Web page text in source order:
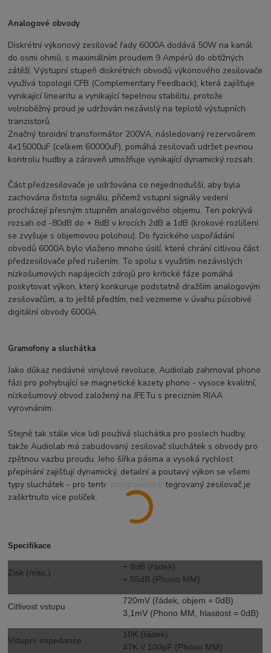
Analogové obvody
Diskrétní výkonový zesilovač řady 6000A dodává 50W na kanál
do osmi ohmů, s maximálním proudem 9 Ampérů do obtížných
zátěží. Výstupní stupeň diskrétních obvodů výkonového zesilovače
využívá topologii CFB (Complementary Feedback), která zajišťuje
vynikající linearitu a vynikající tepelnou stabilitu, protože
volnoběžný proud je udržován nezávislý na teplotě výstupních
tranzistorů.
Značný toroidní transformátor 200VA, následovaný rezervoárem
4x15000uF (celkem 60000uF), pomáhá zesilovači udržet pevnou
kontrolu hudby a zároveň umožňuje vynikající dynamický rozsah.
Část předzesilovače je udržována co nejjednodušší, aby byla
zachována čistota signálu, přičemž vstupní signály vedení
procházejí přesným stupněm analogového objemu. Ten pokrývá
rozsah od -80dB do + 8dB v krocích 2dB a 1dB (krokové rozlišení
se zvyšuje s objemovou polohou). Do fyzického uspořádání
obvodů 6000A bylo vloženo mnoho úsilí, které chrání citlivou část
předzesilovače před rušením. To spolu s využitím nezávislých
nízkošumových napájecích zdrojů pro kritické fáze pomáhá
poskytovat výkon, který konkuruje podstatně dražším analogovým
zesilovačům, a to ještě předtím, než vezmeme v úvahu působivé
digitální obvody 6000A.
Gramofony a sluchátka
Jako důkaz nedávné vinylové revoluce, Audiolab zahrnoval phono
fázi pro pohybující se magnetické kazety phono - vysoce kvalitní,
nízkošumový obvod založený na JFETu s precizním RIAA
vyrovnáním.
Stejně tak stále více lidí používá sluchátka pro poslech hudby,
takže Audiolab má zabudovaný zesilovač sluchátek s obvody pro
zpětnou vazbu proudu. Jeho šířka pásma a vysoká rychlost
přepínání zajišťují dynamický, detailní a poutavý výkon se všemi
typy sluchátek - pro tento integrovaný integrovaný zesilovač je
zaškrtnuto více políček.
Specifikace
Zisk (max.)
+ 8dB (řádek)
+ 55dB (Phono MM)
Citlivost vstupu
720mV (řádek, objem = 0dB)
3,1mV (Phono MM, hlasitost = 0dB)
Vstupní impedance
10K (řádek)
47K // 100pF (Phono MM)